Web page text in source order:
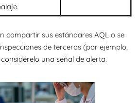
compartir sus estándares AQL o se
de terceros (por ejemplo,
una señal de alerta.